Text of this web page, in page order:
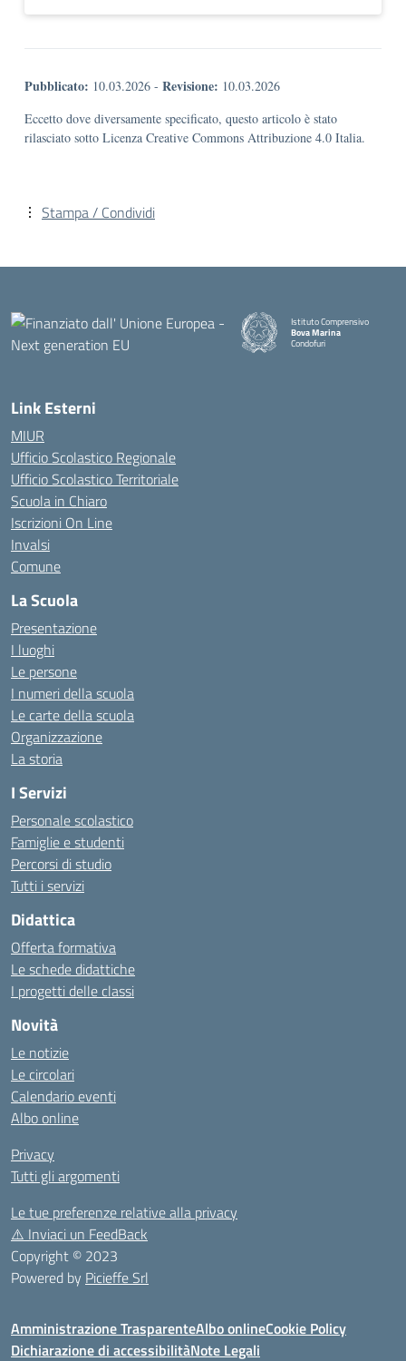
Pubblicato: 10.03.2026 - Revisione: 10.03.2026
Eccetto dove diversamente specificato, questo articolo è stato
rilasciato sotto Licenza Creative Commons Attribuzione 4.0 Italia.
Stampa / Condividi
Istituto Comprensivo
Bova Marina
Condofuri
Link Esterni
MIUR
Ufficio Scolastico Regionale
Ufficio Scolastico Territoriale
Scuola in Chiaro
Iscrizioni On Line
Invalsi
Comune
La Scuola
Presentazione
I luoghi
Le persone
I numeri della scuola
Le carte della scuola
Organizzazione
La storia
I Servizi
Personale scolastico
Famiglie e studenti
Percorsi di studio
Tutti i servizi
Didattica
Offerta formativa
Le schede didattiche
I progetti delle classi
Novità
Le notizie
Le circolari
Calendario eventi
Albo online
Privacy
Tutti gli argomenti
Le tue preferenze relative alla privacy
⚠️ Inviaci un FeedBack
Copyright © 2023
Powered by Picieffe Srl
Amministrazione TrasparenteAlbo onlineCookie Policy
Dichiarazione di accessibilitàNote Legali